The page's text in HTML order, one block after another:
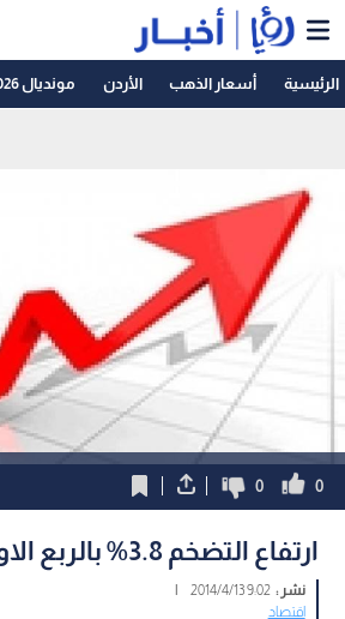
الرئيسية أسعار الذهب الأردن مونديال 2026
0
0
ارتفاع التضخم 3.8% بالربع الاول
نشر :9:02 2014/4/13
|
اقتصاد